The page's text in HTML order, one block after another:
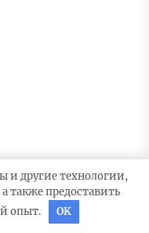
и другие технологии,
также предоставить
опыт.
OK